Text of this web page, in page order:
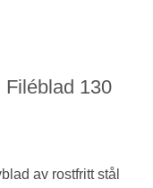
130
av rostfritt stål